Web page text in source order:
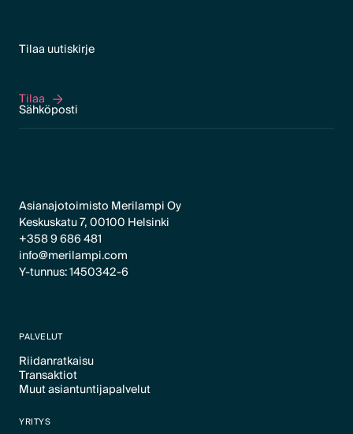
Tilaa uutiskirje
Tilaa
Tilaa
Asianajotoimisto Merilampi Oy
Keskuskatu 7, 00100 Helsinki
+358 9 686 481
info@merilampi.com
Y-tunnus: 1450342-6
PALVELUT
Riidanratkaisu
Text Link
Transaktiot
Text Link
Muut asiantuntijapalvelut
YRITYS